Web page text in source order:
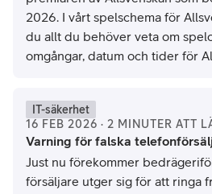
2026. I vårt spelschema för
du allt du behöver veta om
omgångar, datum och tider för
IT-säkerhet
16 FEB 2026 · 2 MINUTER ATT
Varning för falska
Just nu förekommer
försäljare utger sig för att ringa